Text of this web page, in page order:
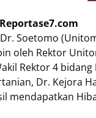
Soetomo
oleh Rektor
Rektor 4 bidang
Dr. Kejora
mendapatkan